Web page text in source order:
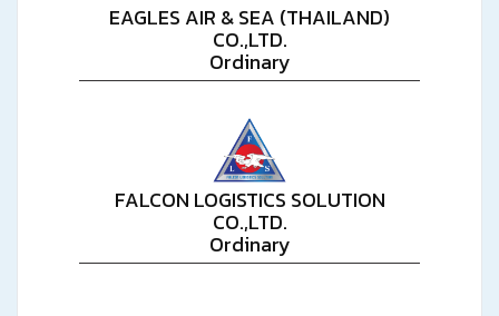
EAGLES AIR & SEA (THAILAND)
CO.,LTD.
Ordinary
FALCON LOGISTICS SOLUTION
CO.,LTD.
Ordinary